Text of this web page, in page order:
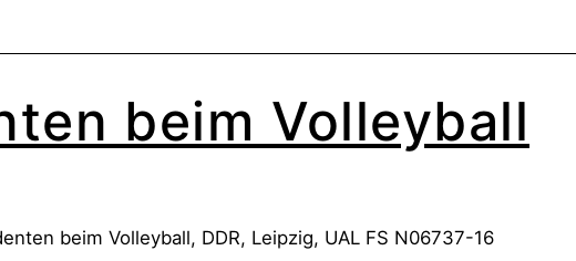
beim Volleyball
beim Volleyball, DDR, Leipzig, UAL FS N06737-16